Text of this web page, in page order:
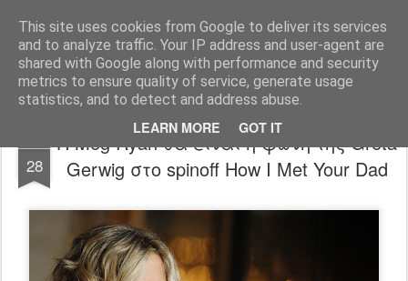
This site uses cookies from Google to deliver its services
and to analyze traffic. Your IP address and user-agent are
shared with Google along with performance and security
metrics to ensure quality of service, generate usage
statistics, and to detect and address abuse.
LEARN MORE GOT IT
FilmBoy
28
Η Meg Ryan θα είναι η φωνή της Greta
Gerwig στο spinoff How I Met Your Dad